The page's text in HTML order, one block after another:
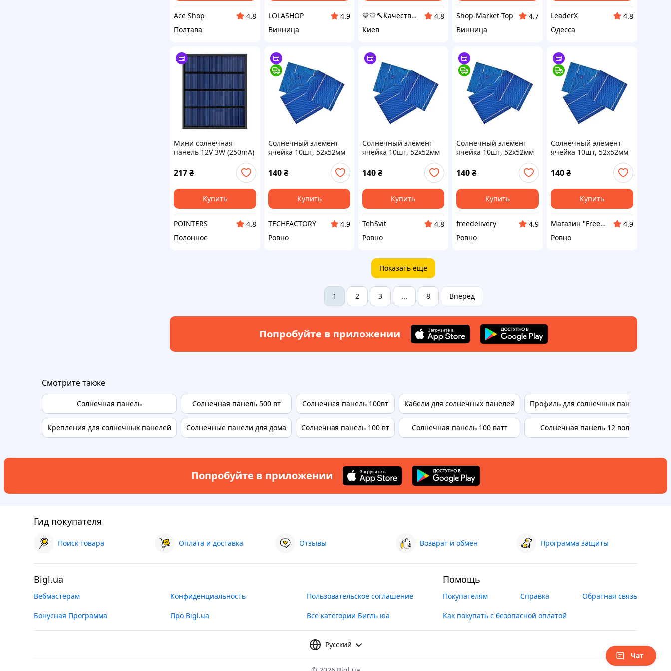
Ace Shop
4.8
Полтава
LOLASHOP
4.9
Винница
💙💛🔨Качественный товар с доставкой по Украине🎁％🚚 ⤵
4.8
Киев
Shop-Market-Top
4.7
Винница
LeaderX
4.8
Одесса
Мини солнечная
панель 12V 3W (250mA)
поликристаллическая,
145x145 мм
217₴
Купить
POINTERS
4.8
Полонное
Солнечный элемент
ячейка 10шт, 52x52мм
поликристаллическая
панель
140₴
Купить
TECHFACTORY
4.9
Ровно
Солнечный элемент
ячейка 10шт, 52x52мм
поликристаллическая
панель
140 ₴
Купить
TehSvit
4.8
Ровно
Солнечный элемент
ячейка 10шт, 52x52мм
поликристаллическая
панель
140₴
Купить
freedelivery
4.9
Ровно
Солнечный элемент
ячейка 10шт, 52x52мм
поликристаллическая
панель
140₴
Купить
Магазин "Freedelivery"
4.9
Ровно
Показать еще
1 2 3 ... 8 Вперед
Попробуйте в приложении
Смотрите также
Солнечная панель
Крепления для солнечных панелей
Солнечная панель 500 вт
Солнечные панели для дома
Солнечная панель 100вт
Солнечная панель 100 вт
Кабели для солнечных панелей
Солнечная панель 100 ватт
Профиль для солнечных панелей
Солнечная панель 12 вольт
Попробуйте в приложении
Гид покупателя
Поиск товара Оплата и доставка Отзывы Возврат и обмен Программа защиты
Bigl.ua
Вебмастерам Конфиденциальность Пользовательское соглашение
Бонусная Программа Про Bigl.ua Все категории Бигль юа
Помощь
Покупателям Справка Обратная связь
Как покупать с безопасной оплатой
Русский
Чат